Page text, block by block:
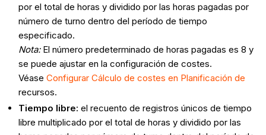
por el total de horas y dividido por las horas pagadas por
número de turno dentro del período de tiempo
especificado.
Nota:El número predeterminado de horas pagadas es 8 y
se puede ajustar en la configuración de costes.
VéaseConfigurar Cálculo de costes en Planificación de
recursos.
Tiempo libre: el recuento de registros únicos de tiempo
libre multiplicado por el total de horas y dividido por las